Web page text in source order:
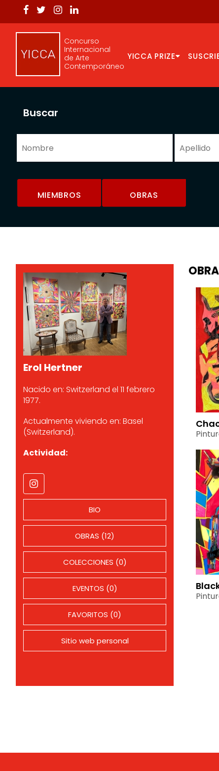
Concurso
Internacional
de Arte
Contemporáneo
YICCA PRIZE
Buscar
MIEMBROS OBRAS
Erol Hertner
Nacido en: Switzerland el 11 febrero
1977.
Actualmente viviendo en: Basel
(Switzerland).
Actividad:
BIO
OBRAS (12)
COLECCIONES (0)
EVENTOS (0)
FAVORITOS (0)
Sitio web personal